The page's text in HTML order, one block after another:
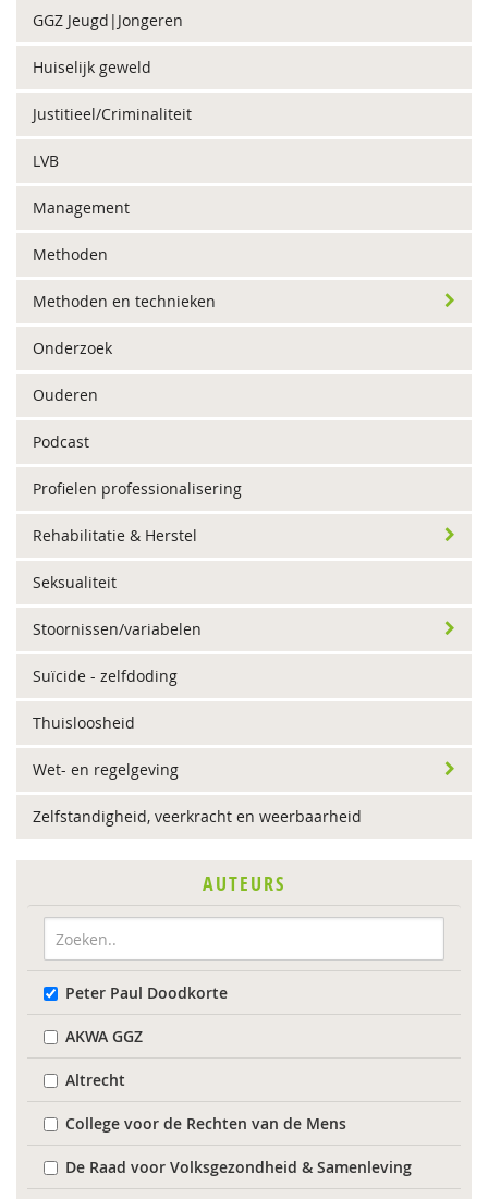
GGZ Jeugd|Jongeren
Huiselijk geweld
Justitieel/Criminaliteit
LVB
Management
Methoden
Methoden en technieken
Onderzoek
Ouderen
Podcast
Profielen professionalisering
Rehabilitatie & Herstel
Seksualiteit
Stoornissen/variabelen
Suïcide - zelfdoding
Thuisloosheid
Wet- en regelgeving
Zelfstandigheid, veerkracht en weerbaarheid
AUTEURS
Peter Paul Doodkorte
AKWA GGZ
Altrecht
College voor de Rechten van de Mens
De Raad voor Volksgezondheid & Samenleving